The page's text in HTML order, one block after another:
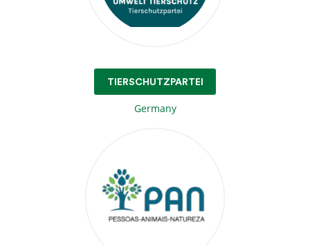
TIERSCHUTZPARTEI
Germany